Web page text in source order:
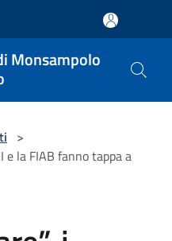
Monsampolo
>
e la FIAB fanno tappa a